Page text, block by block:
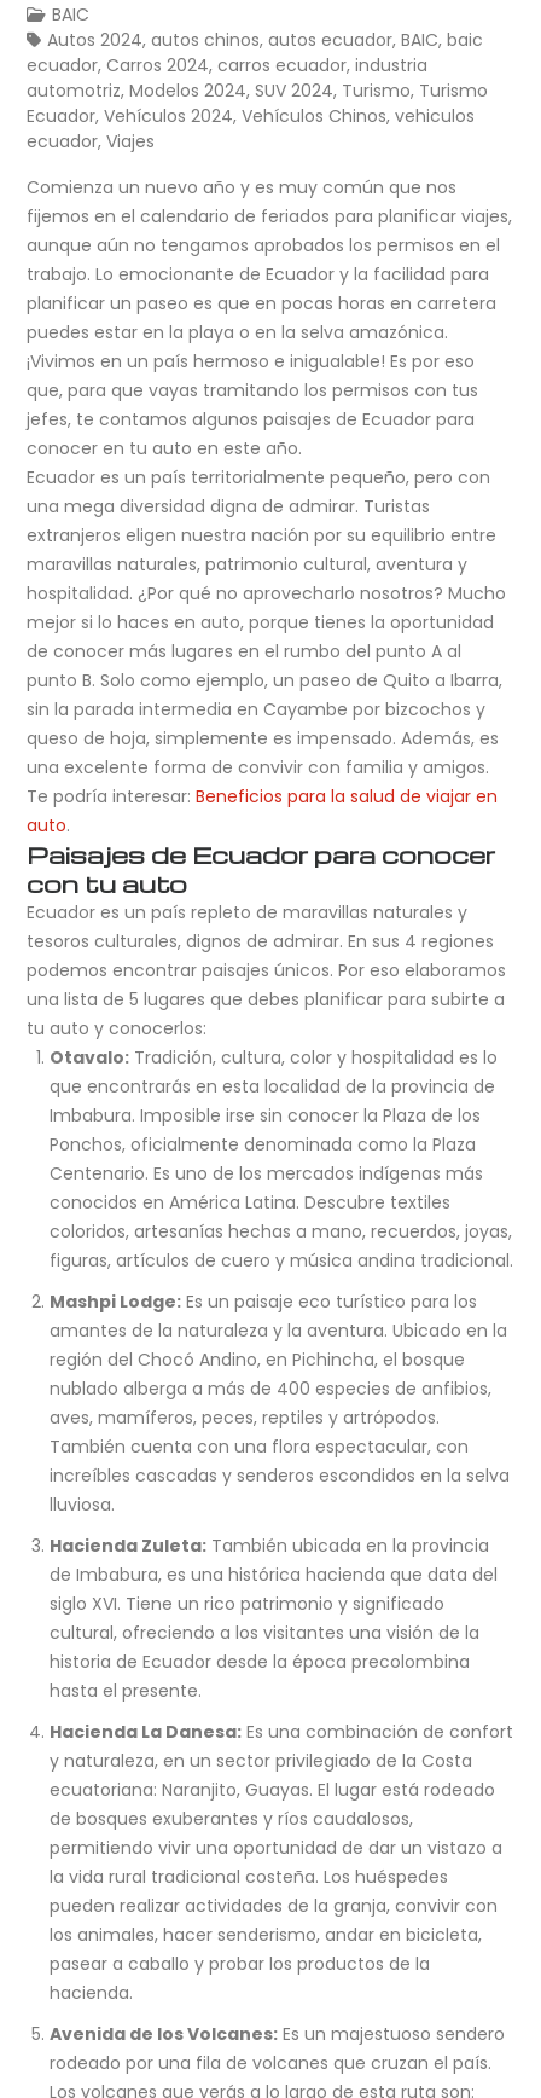
BAIC
Autos 2024,autos chinos,autos ecuador,BAIC,baic
ecuador,Carros 2024,carros ecuador,industria
automotriz,Modelos 2024,SUV 2024, Turismo, Turismo
Ecuador,Vehículos 2024,Vehículos Chinos,vehiculos
ecuador,Viajes
Comienza un nuevo año y es muy común que nos
fijemos en el calendario de feriados para planificar viajes,
aunque aún no tengamos aprobados los permisos en el
trabajo. Lo emocionante de Ecuador y la facilidad para
planificar un paseo es que en pocas horas en carretera
puedes estar en la playa o en la selva amazónica.
¡Vivimos en un país hermoso e inigualable! Es por eso
que, para que vayas tramitando los permisos con tus
jefes, te contamos algunos paisajes de Ecuador para
conocer en tu auto en este año.
Ecuador es un país territorialmente pequeño, pero con
una mega diversidad digna de admirar. Turistas
extranjeros eligen nuestra nación por su equilibrio entre
maravillas naturales, patrimonio cultural, aventura y
hospitalidad. ¿Por qué no aprovecharlo nosotros? Mucho
mejor si lo haces en auto, porque tienes la oportunidad
de conocer más lugares en el rumbo del punto A al
punto B. Solo como ejemplo, un paseo de Quito a Ibarra,
sin la parada intermedia en Cayambe por bizcochos y
queso de hoja, simplemente es impensado. Además, es
una excelente forma de convivir con familia y amigos.
Te podría interesar:Beneficios para la salud de viajar en
auto.
Paisajes de Ecuador para conocer
con tu auto
Ecuador es un país repleto de maravillas naturales y
tesoros culturales, dignos de admirar. En sus 4 regiones
podemos encontrar paisajes únicos. Por eso elaboramos
una lista de 5 lugares que debes planificar para subirte a
tu auto y conocerlos:
Otavalo:Tradición, cultura, color y hospitalidad es lo
que encontrarás en esta localidad de la provincia de
Imbabura. Imposible irse sin conocer la Plaza de los
Ponchos, oficialmente denominada como la Plaza
Centenario. Es uno de los mercados indígenas más
conocidos en América Latina. Descubre textiles
coloridos, artesanías hechas a mano, recuerdos, joyas,
figuras, artículos de cuero y música andina tradicional.
Mashpi Lodge:Es un paisaje eco turístico para los
amantes de la naturaleza y la aventura. Ubicado en la
región del Chocó Andino, en Pichincha, el bosque
nublado alberga a más de 400 especies de anfibios,
aves, mamíferos, peces, reptiles y artrópodos.
También cuenta con una flora espectacular, con
increíbles cascadas y senderos escondidos en la selva
lluviosa.
Hacienda Zuleta:También ubicada en la provincia
de Imbabura, es una histórica hacienda que data del
siglo XVI. Tiene un rico patrimonio y significado
cultural, ofreciendo a los visitantes una visión de la
historia de Ecuador desde la época precolombina
hasta el presente.
Hacienda La Danesa:Es una combinación de confort
y naturaleza, en un sector privilegiado de la Costa
ecuatoriana: Naranjito, Guayas. El lugar está rodeado
de bosques exuberantes y ríos caudalosos,
permitiendo vivir una oportunidad de dar un vistazo a
la vida rural tradicional costeña. Los huéspedes
pueden realizar actividades de la granja, convivir con
los animales, hacer senderismo, andar en bicicleta,
pasear a caballo y probar los productos de la
hacienda.
Avenida de los Volcanes:Es un majestuoso sendero
rodeado por una fila de volcanes que cruzan el país.
Los volcanes que verás a lo largo de esta ruta son: